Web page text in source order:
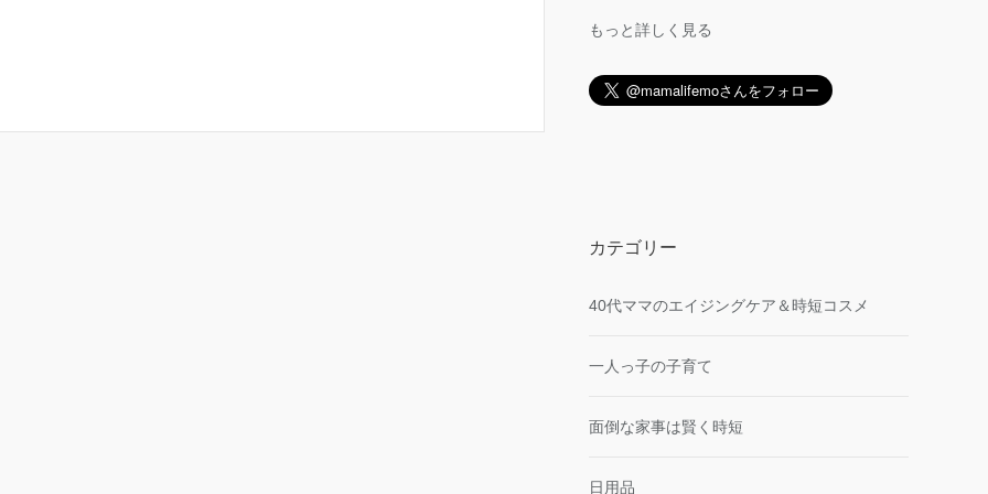
もっと詳しく見る
カテゴリー
40代ママのエイジングケア＆時短コスメ
一人っ子の子育て
面倒な家事は賢く時短
日用品